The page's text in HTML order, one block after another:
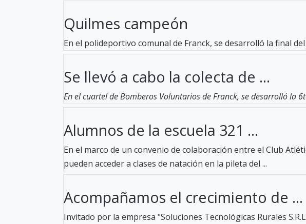
Quilmes campeón
En el polideportivo comunal de Franck, se desarrolló la final
Se llevó a cabo la colecta de ...
En el cuartel de Bomberos Voluntarios de Franck, se desarrolló la
Alumnos de la escuela 321 ...
En el marco de un convenio de colaboración entre el Club
pueden acceder a clases de natación en la pileta del ...
Acompañamos el crecimiento de ...
Invitado por la empresa "Soluciones Tecnológicas Rurales